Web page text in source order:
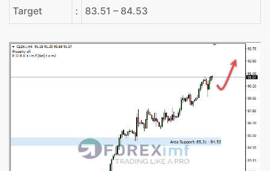
Target : 83.51 – 84.53